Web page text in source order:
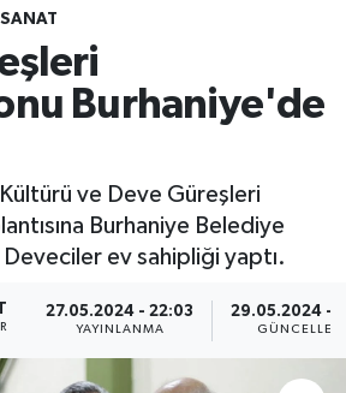
Burhaniye'de
ve Deve Güreşleri
Burhaniye Belediye
Deveciler ev sahipliği yaptı.
27.05.2024 - 22:03
YAYINLANMA
29.05.2024 -